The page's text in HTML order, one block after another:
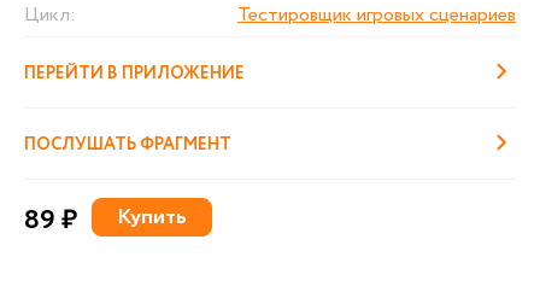
Цикл:
Тестировщик игровых сценариев
ПЕРЕЙТИ В ПРИЛОЖЕНИЕ
ПОСЛУШАТЬ ФРАГМЕНТ
89 ₽ Купить